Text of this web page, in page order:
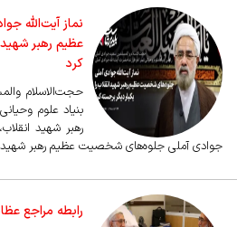
نماز آیت‌الله
عظیم رهبر شهید
کرد
حجت‌الاسلام
بنیاد علوم
رهبر شهید
جوادی آملی جلوه‌های شخصیت عظیم رهبر شهید
رابطه مراجع